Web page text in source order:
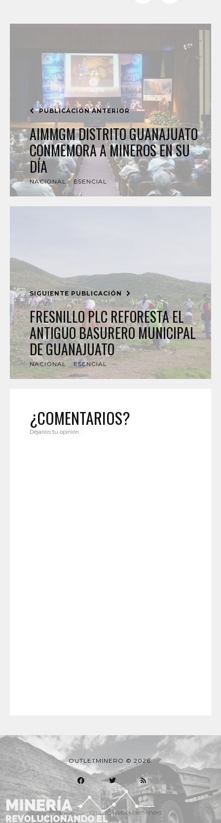
PUBLICACIÓN ANTERIOR
AIMMGM DISTRITO GUANAJUATO
CONMEMORA A MINEROS EN SU
DÍA
NACIONAL ESENCIAL
SIGUIENTE PUBLICACIÓN
FRESNILLO PLC REFORESTA EL
ANTIGUO BASURERO MUNICIPAL
DE GUANAJUATO
NACIONAL ESENCIAL
¿COMENTARIOS?
Déjanos tu opinión.
OUTLETMINERO © 2026.
Inicio Grupo Oficial OutletMinero